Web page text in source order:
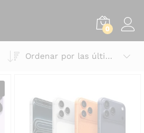
0
Ordenar por las últimas